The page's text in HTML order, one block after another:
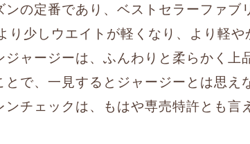
ンの定番であり、ベストセラーファ
り少しウエイトが軽くなり、より軽
ジャージーは、ふんわりと柔らかく上
とで、一見するとジャージーとは思え
チェックは、もはや専売特許とも言